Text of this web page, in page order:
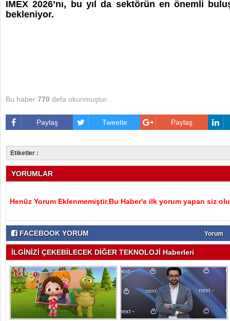
IMEX 2026’nı, bu yıl da sektörün en önemli
bekleniyor.
Bu haber 770 defa okunmuştur.
Paylaş Tweetle Paylaş
Etiketler :
YORUMLAR
Henüz Yorum Eklenmemiştir.Bu Haber'e ilk yorum yapan siz
FACEBOOK YORUM Yorum
İLGİNİZİ ÇEKEBİLECEK DİĞER TEKNOLOJİ Haberleri